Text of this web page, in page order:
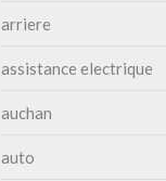
arriere
assistance electrique
auchan
auto